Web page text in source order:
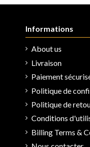
Informations
About us
Livraison
Paiement
Politique de
Politique de
Conditions
Billing Terms &